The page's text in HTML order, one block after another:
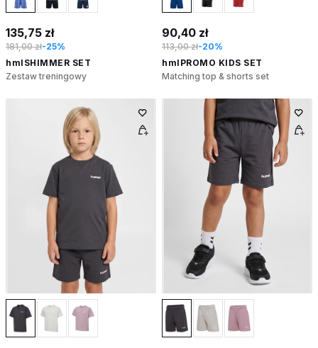
135,75 zł
181,00 zł-25%
hmlSHIMMER SET
Zestaw treningowy
90,40 zł
113,00 zł-20%
hmlPROMO KIDS SET
Matching top & shorts set